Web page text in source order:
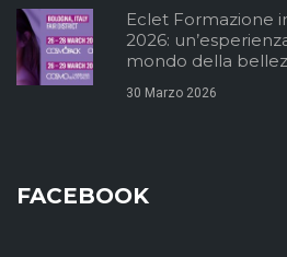
Eclet Formazione
2026:
mondo della
30 Marzo 2026
FACEBOOK